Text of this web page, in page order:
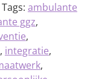
ambulante
ggz,
,
, integratie,
,